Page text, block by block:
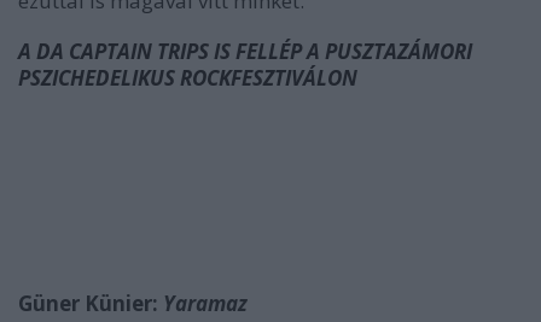
A DA CAPTAIN TRIPS IS FELLÉP A PUSZTAZÁMORI
PSZICHEDELIKUS ROCKFESZTIVÁLON
Güner Künier: Yaramaz